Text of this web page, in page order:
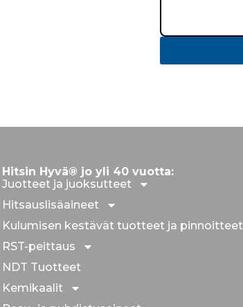
Hitsin Hyvä® jo yli 40 vuotta:
Juotteet ja juoksutteet
Hitsauslisäaineet
Kulumisen kestävät tuotteet ja pinnoitteet
RST-peittaus
NDT Tuotteet
Kemikaalit